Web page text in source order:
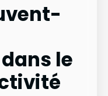
le